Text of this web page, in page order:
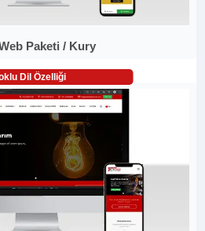
Paketi / Kury
Dil Özelliği